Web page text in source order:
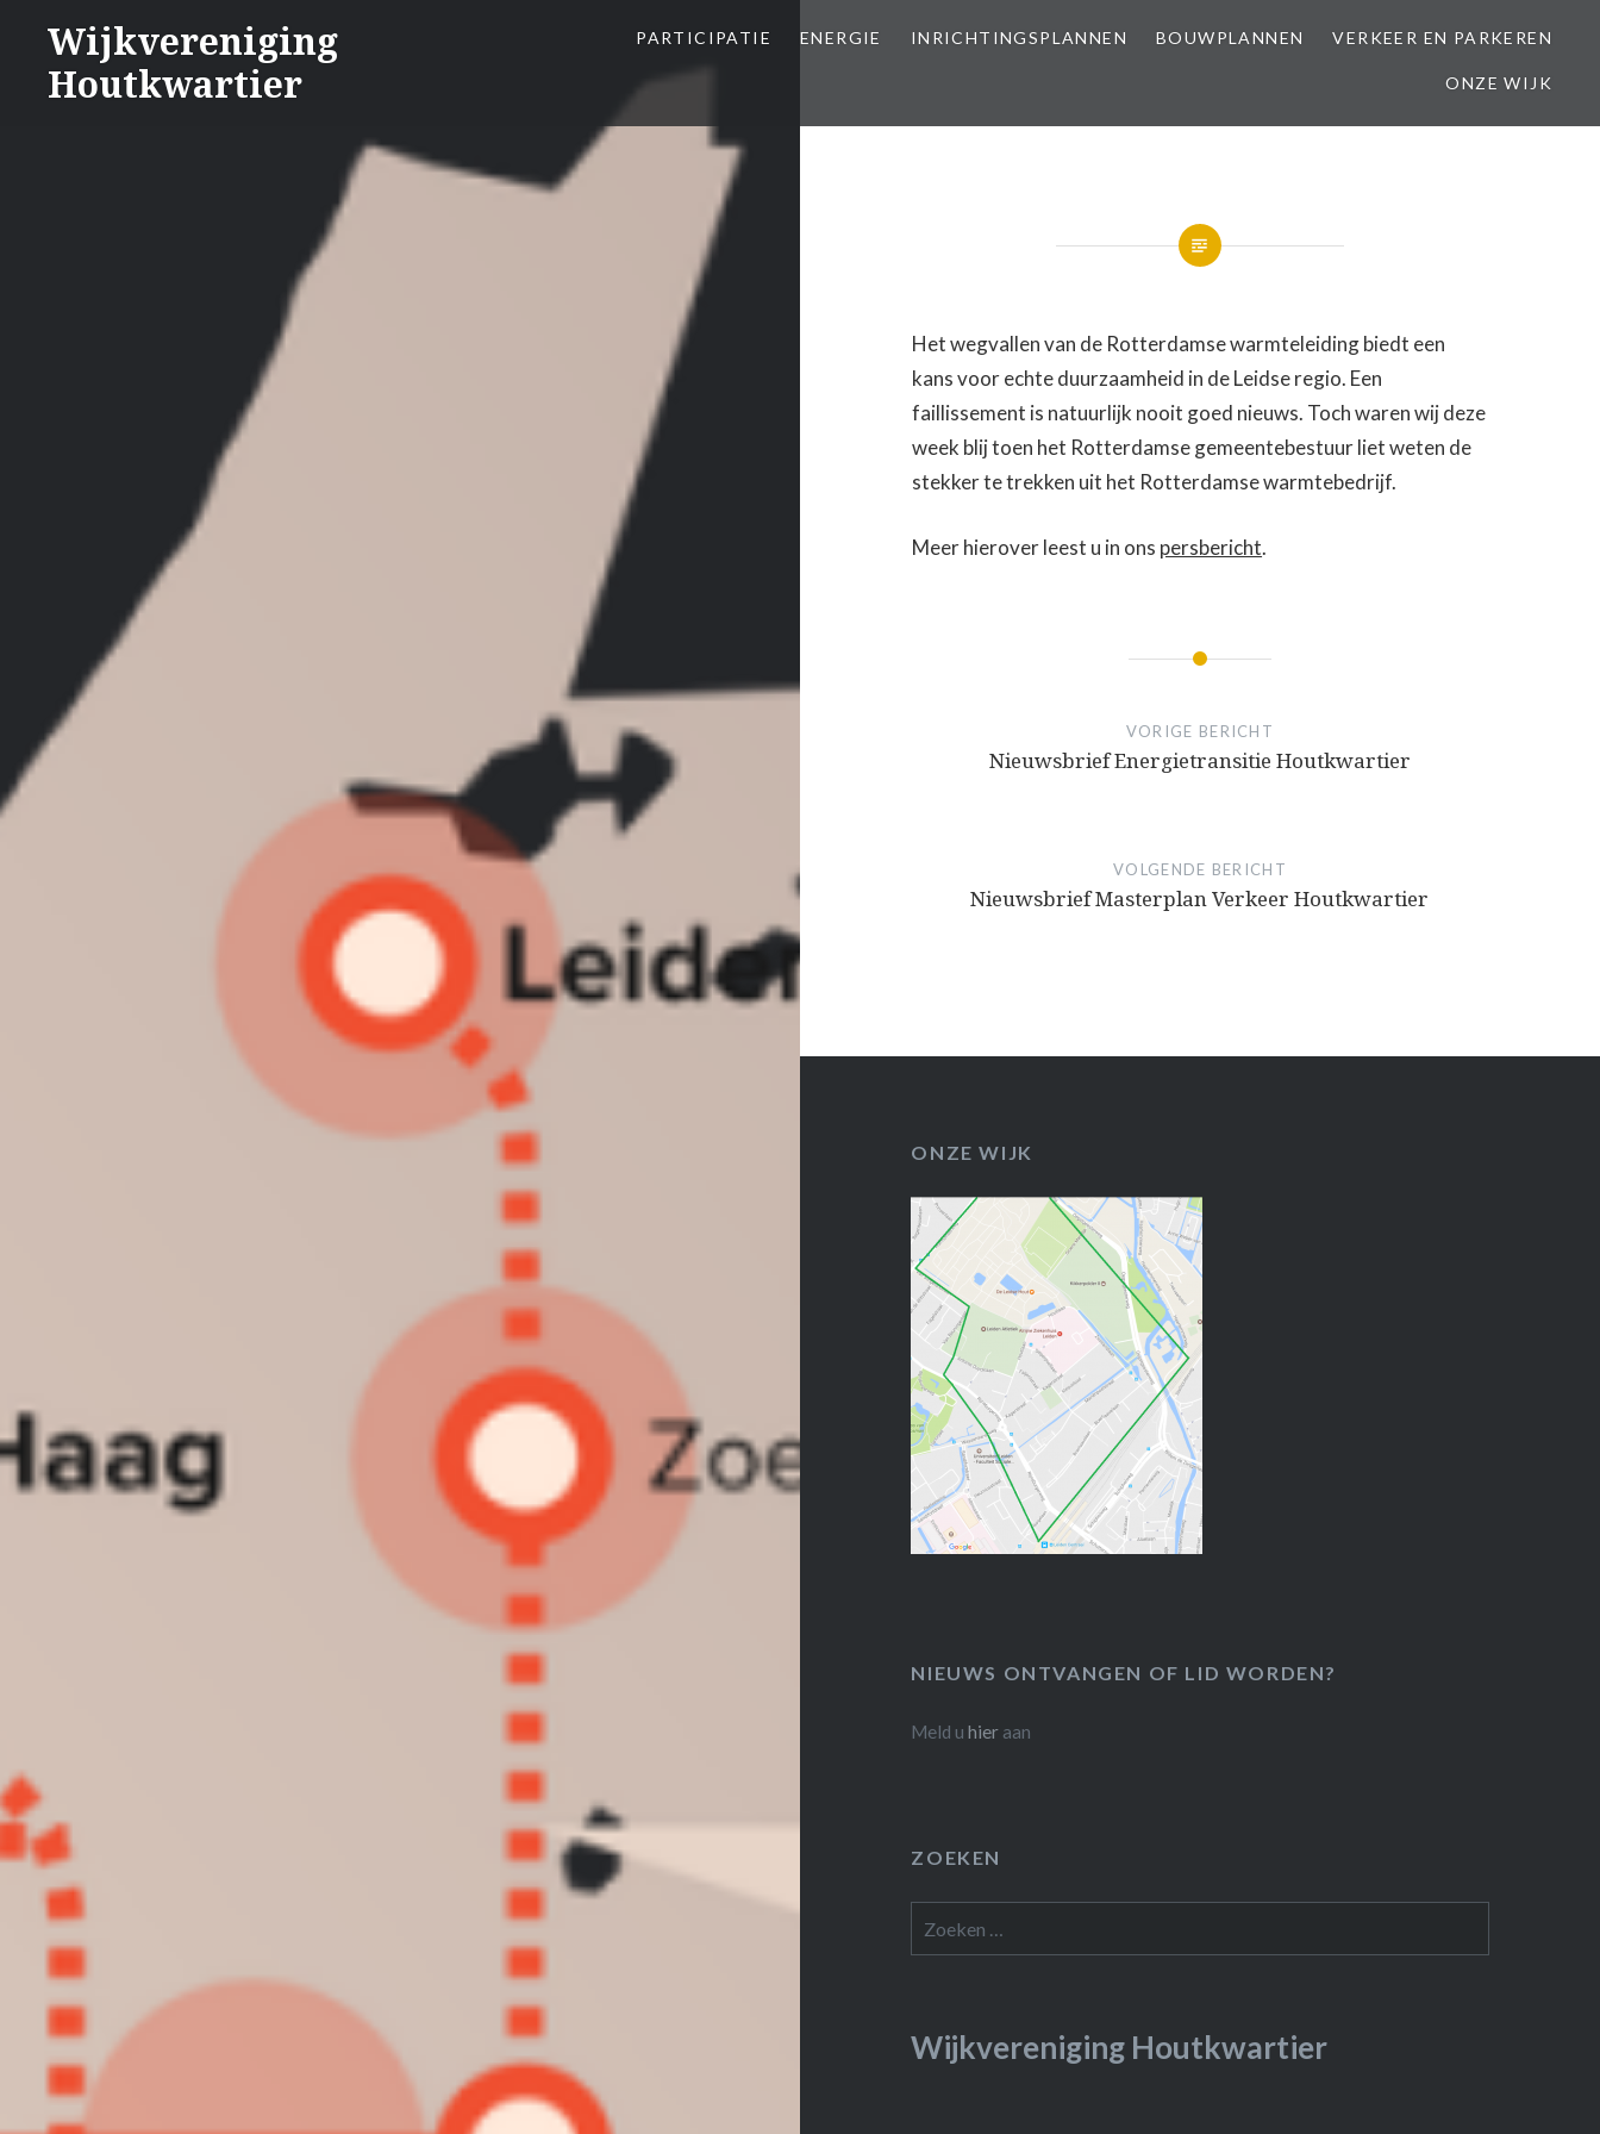
inhoud
Wijkvereniging
Houtkwartier
PARTICIPATIE ENERGIE INRICHTINGSPLANNEN BOUWPLANNEN VERKEER EN PARKEREN
ONZE WIJK
Het wegvallen van de Rotterdamse warmteleiding biedt een
kans voor echte duurzaamheid in de Leidse regio. Een
faillissement is natuurlijk nooit goed nieuws. Toch waren wij deze
week blij toen het Rotterdamse gemeentebestuur liet weten de
stekker te trekken uit het Rotterdamse warmtebedrijf.
Meer hierover leest u in ons persbericht.
Bericht
VORIGE BERICHT
Nieuwsbrief Energietransitie Houtkwartier
VOLGENDE BERICHT
Nieuwsbrief Masterplan Verkeer Houtkwartier
ONZE WIJK
NIEUWS ONTVANGEN OF LID WORDEN?
Meld uhier aan
ZOEKEN
naar:
Wijkvereniging Houtkwartier